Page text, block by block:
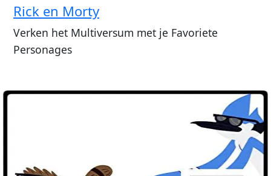
Rick en Morty
Verken het Multiversum met je Favoriete
Personages